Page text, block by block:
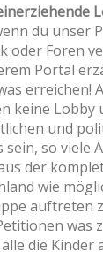
du unser
oder Foren
Portal
erreichen!
keine Lobby
und
so viele
der
wie
auftreten
was
die Kinder